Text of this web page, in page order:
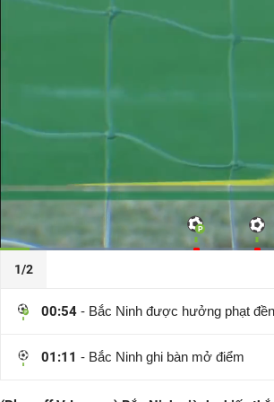
gian
Đã
1/2
00:54 - Bắc Ninh được hưởng phạt đền
01:11 - Bắc Ninh ghi bàn mở điểm